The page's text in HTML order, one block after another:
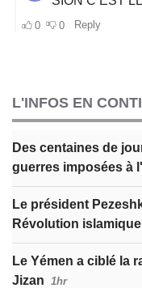
L'INFOS EN
Des centaines de
guerres imposées à
Le président
Révolution islamique
Le Yémen a ciblé la
Jizan 1hr